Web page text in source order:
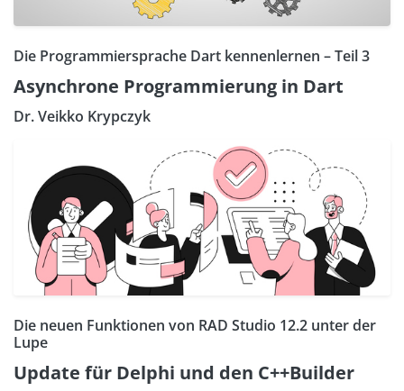
Die Programmiersprache Dart kennenlernen – Teil 3
Asynchrone Programmierung in Dart
Dr. Veikko Krypczyk
Die neuen Funktionen von RAD Studio 12.2 unter der
Lupe
Update für Delphi und den C++Builder